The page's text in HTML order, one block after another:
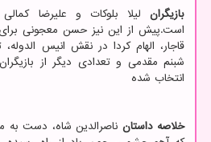
بازیگران لیلا بلوکات و علیرضا
است.پیش از این نیز حسن معجونی برای
قاجار، الهام کردا در نقش انیس الدوله،
شبنم مقدمی و تعدادی دیگر از
انتخاب شده
خلاصه داستان ناصرالدین شاه، دست به